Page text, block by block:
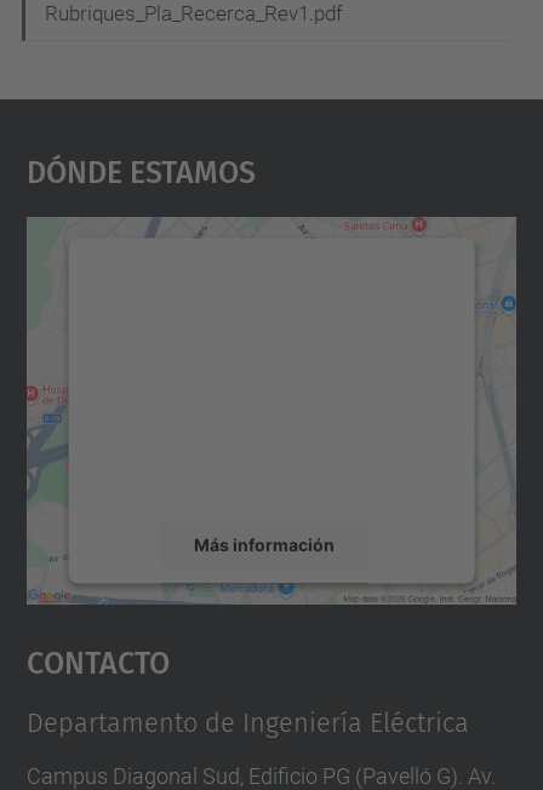
Rubriques_Pla_Recerca_Rev1.pdf
Dónde Estamos
Más información
Aceptar
powered by
Contacto
Departamento de Ingeniería Eléctrica
Campus Diagonal Sud, Edificio PG (Pavelló G). Av.